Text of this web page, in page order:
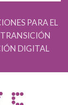
PARA EL
DIGITAL